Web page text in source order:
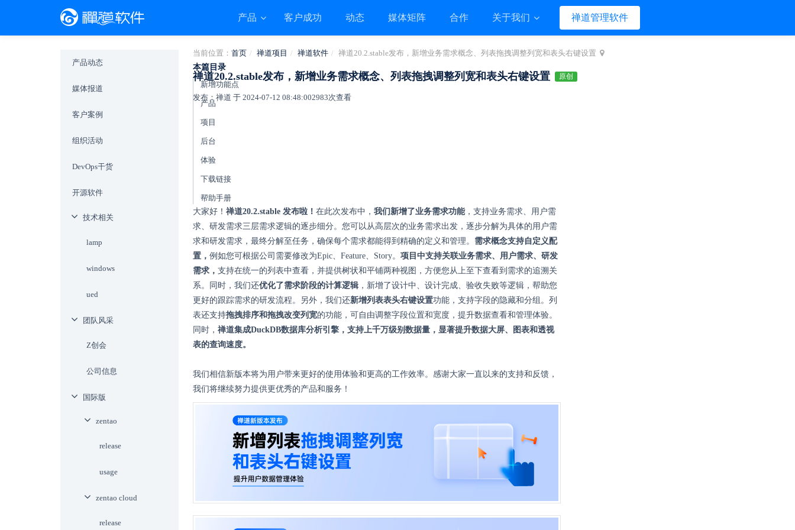
产品 客户成功 动态 媒体矩阵 合作 关于我们 禅道管理软件
当前位置： 首页 禅道项目 禅道软件 禅道20.2.stable发布，新增业务需求概念、列表拖拽调整列宽和表头右键设置
禅道20.2.stable发布，新增业务需求概念、列表拖拽调整列宽和表头右键设置 原创
发布：禅道 于 2024-07-12 08:48:002983次查看
本篇目录
新增功能点
产品
项目
后台
体验
下载链接
帮助手册
大家好！ 禅道20.2.stable 发布啦！ 在此次发布中， 我们新增了业务需求功能，支持业务需求、用户需
求、研发需求三层需求逻辑的逐步细分。您可以从高层次的业务需求出发，逐步分解为具体的用户需
求和研发需求，最终分解至任务，确保每个需求都能得到精确的定义和管理。 需求概念支持自定义配
置， 例如您可根据公司需要修改为Epic、Feature、Story。 项目中支持关联业务需求、用户需求、研发
需求， 支持在统一的列表中查看，并提供树状和平铺两种视图，方便您从上至下查看到需求的追溯关
系。同时，我们还优化了需求阶段的计算逻辑 ，新增了设计中、设计完成、验收失败等逻辑，帮助您
更好的跟踪需求的研发流程。另外，我们还新增列表表头右键设置功能，支持字段的隐藏和分组。列
表还支持拖拽排序和拖拽改变列宽的功能，可自由调整字段位置和宽度，提升数据查看和管理体验。
同时， 禅道集成DuckDB数据库分析引擎，支持上千万级别数据量，显著提升数据大屏、图表和透视
表的查询速度。
我们相信新版本将为用户带来更好的使用体验和更高的工作效率。感谢大家一直以来的支持和反馈，
我们将继续努力提供更优秀的产品和服务！
产品动态
媒体报道
客户案例
组织活动
DevOps干货
开源软件
技术相关
lamp
windows
ued
团队风采
Z创会
公司信息
国际版
zentao
release
usage
zentao cloud
release